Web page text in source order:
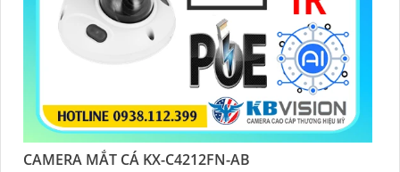
CAMERA MẮT CÁ KX-C4212FN-AB